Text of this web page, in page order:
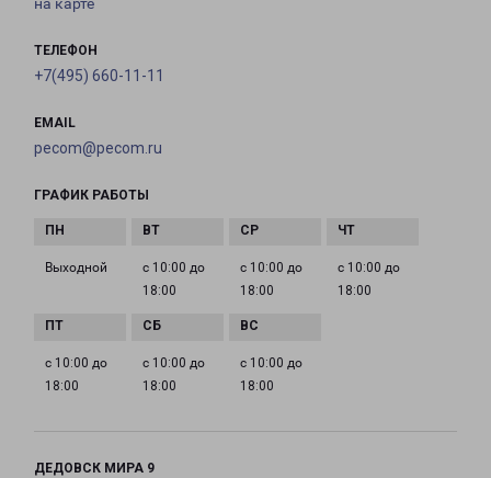
на карте
ТЕЛЕФОН
+7(495) 660-11-11
EMAIL
pecom@pecom.ru
ГРАФИК РАБОТЫ
Выходной
с 10:00 до
18:00
с 10:00 до
18:00
с 10:00 до
18:00
с 10:00 до
18:00
с 10:00 до
18:00
с 10:00 до
18:00
ДЕДОВСК МИРА 9